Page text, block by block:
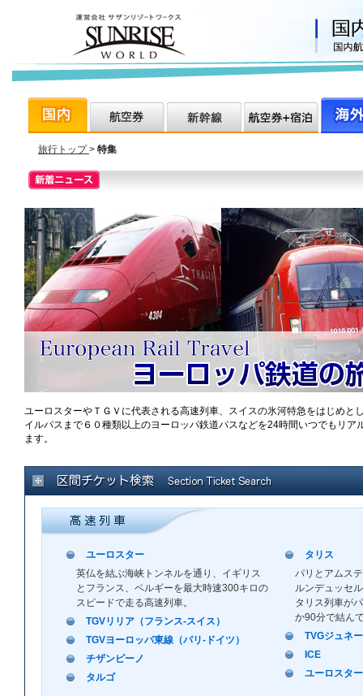
旅行トップ> 特集
ユーロスターやＴＧＶに代表される高速列車、スイスの氷河特急をはじめと
イルパスまで６０種類以上のヨーロッパ鉄道パスなどを24時間いつでもリア
ます。
ユーロスター
英仏を結ぶ海峡トンネルを通り、イギリス
とフランス、ベルギーを最大時速300キロの
スピードで走る高速列車。
TGVリリア（フランス-スイス）
TGVヨーロッパ東線（パリ-ドイツ）
チザンピーノ
タルゴ
タリス
パリとアムス
ルンデュッセ
タリス列車が
か90分で結ん
TVGジュネ
ICE
ユーロスタ